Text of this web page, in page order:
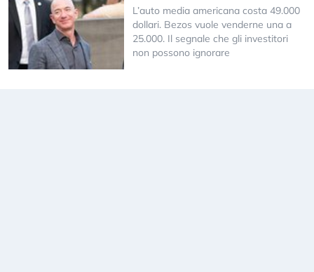
L’auto media americana costa 49.000
dollari. Bezos vuole venderne una a
25.000. Il segnale che gli investitori
non possono ignorare